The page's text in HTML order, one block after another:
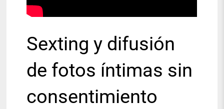
Sexting y difusión
de fotos íntimas sin
consentimiento